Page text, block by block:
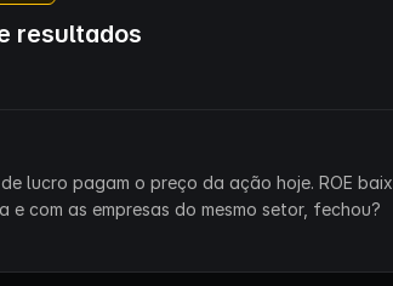
resultados
lucro pagam o preço da ação hoje. ROE
com as empresas do mesmo setor, fechou?